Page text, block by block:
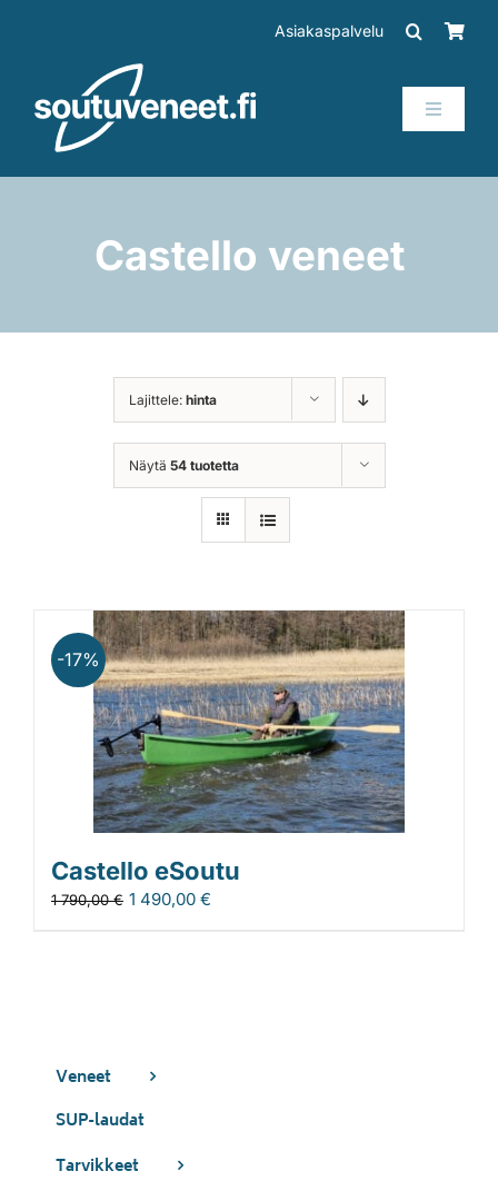
Asiakaspalvelu
Toggle
Perämoottorit
Valmistajat
Rahoitus
Asiakaskokemuksia
Castello veneet
Lajittele: hinta
Näytä 54 tuotetta
-17%
Castello eSoutu
1 790,00€ 1 490,00 €
Veneet
SUP-laudat
Tarvikkeet